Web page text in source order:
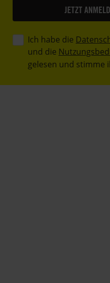
Ich habe die
und die
gelesen und stimme